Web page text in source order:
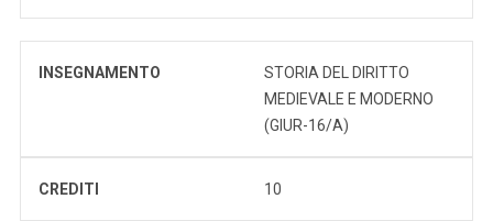
INSEGNAMENTO
STORIA DEL DIRITTO
MEDIEVALE E MODERNO
(GIUR-16/A)
CREDITI 10